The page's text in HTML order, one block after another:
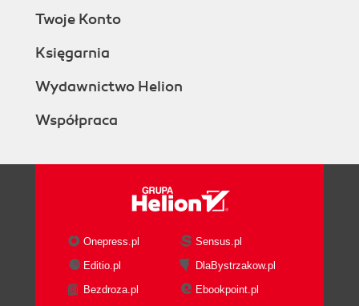
Twoje Konto
Księgarnia
Wydawnictwo Helion
Współpraca
Onepress.pl
Sensus.pl
Editio.pl
DlaBystrzakow.pl
Bezdroza.pl
Ebookpoint.pl